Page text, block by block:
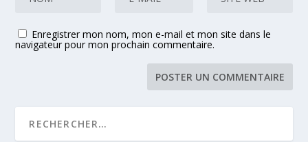
Enregistrer mon nom, mon e-mail et mon site dans le
navigateur pour mon prochain commentaire.